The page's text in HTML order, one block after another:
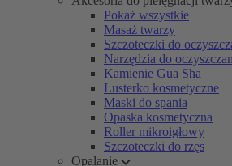
Pokaż wszystkie
Masaż twarzy
Szczoteczki do
Narzędzia do
Kamienie Gua Sha
Lusterko kosmetyczne
Maski do spania
Opaska kosmetyczna
Roller mikroigłowy
Szczoteczki do rzęs
Opalanie